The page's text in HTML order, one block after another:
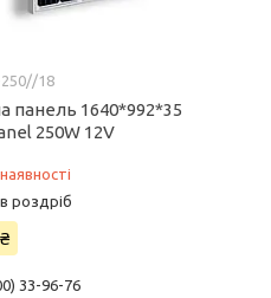
250//18
панель 1640*992*35
250W 12V
роздріб
33-96-76